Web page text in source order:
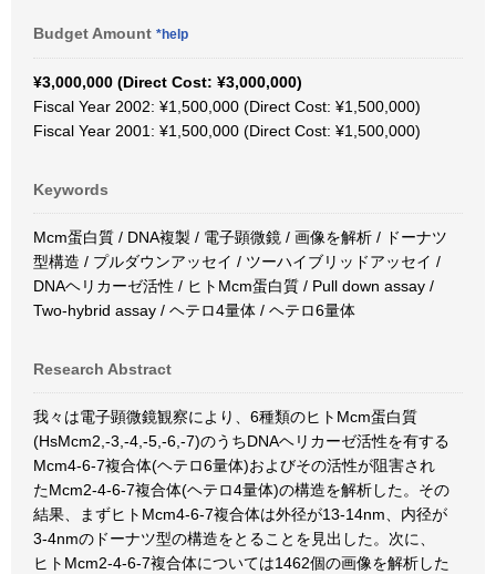
Budget Amount *help
¥3,000,000 (Direct Cost: ¥3,000,000)
Fiscal Year 2002: ¥1,500,000 (Direct Cost: ¥1,500,000)
Fiscal Year 2001: ¥1,500,000 (Direct Cost: ¥1,500,000)
Keywords
Mcm蛋白質 / DNA複製 / 電子顕微鏡 / 画像を解析 / ドーナツ
型構造 / プルダウンアッセイ / ツーハイブリッドアッセイ /
DNAヘリカーゼ活性 / ヒトMcm蛋白質 / Pull down assay /
Two-hybrid assay / ヘテロ4量体 / ヘテロ6量体
Research Abstract
我々は電子顕微鏡観察により、6種類のヒトMcm蛋白質
(HsMcm2,-3,-4,-5,-6,-7)のうちDNAヘリカーゼ活性を有する
Mcm4-6-7複合体(ヘテロ6量体)およびその活性が阻害され
たMcm2-4-6-7複合体(ヘテロ4量体)の構造を解析した。その
結果、まずヒトMcm4-6-7複合体は外径が13-14nm、内径が
3-4nmのドーナツ型の構造をとることを見出した。次に、
ヒトMcm2-4-6-7複合体については1462個の画像を解析した